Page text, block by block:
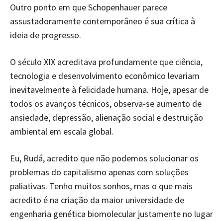
Outro ponto em que Schopenhauer parece
assustadoramente contemporâneo é sua crítica à
ideia de progresso.
O século XIX acreditava profundamente que ciência,
tecnologia e desenvolvimento econômico levariam
inevitavelmente à felicidade humana. Hoje, apesar de
todos os avanços técnicos, observa-se aumento de
ansiedade, depressão, alienação social e destruição
ambiental em escala global.
Eu, Rudá, acredito que não podemos solucionar os
problemas do capitalismo apenas com soluções
paliativas. Tenho muitos sonhos, mas o que mais
acredito é na criação da maior universidade de
engenharia genética biomolecular justamente no lugar